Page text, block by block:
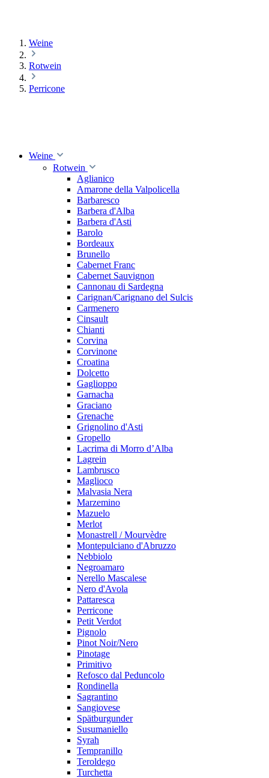
Weine
Rotwein
Perricone
Weine
Rotwein
Aglianico
Amarone della Valpolicella
Barbaresco
Barbera d'Alba
Barbera d'Asti
Barolo
Bordeaux
Brunello
Cabernet Franc
Cabernet Sauvignon
Cannonau di Sardegna
Carignan/Carignano del Sulcis
Carmenero
Cinsault
Chianti
Corvina
Corvinone
Croatina
Dolcetto
Gaglioppo
Garnacha
Graciano
Grenache
Grignolino d'Asti
Gropello
Lacrima di Morro d’Alba
Lagrein
Lambrusco
Maglioco
Malvasia Nera
Marzemino
Mazuelo
Merlot
Monastrell / Mourvèdre
Montepulciano d'Abruzzo
Nebbiolo
Negroamaro
Nerello Mascalese
Nero d'Avola
Pattaresca
Perricone
Petit Verdot
Pignolo
Pinot Noir/Nero
Pinotage
Primitivo
Refosco dal Peduncolo
Rondinella
Sagrantino
Sangiovese
Spätburgunder
Susumaniello
Syrah
Tempranillo
Teroldego
Turchetta